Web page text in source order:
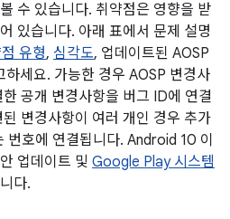
수 있습니다. 취약점은 영향을 받
있습니다. 아래 표에서 문제 설명
유형, 심각도, 업데이트된 AOSP
세요. 가능한 경우 AOSP 변경사
공개 변경사항을 버그 ID에 연결
변경사항이 여러 개인 경우 추가
번호에 연결됩니다. Android 10 이
업데이트 및 Google Play 시스템
다.